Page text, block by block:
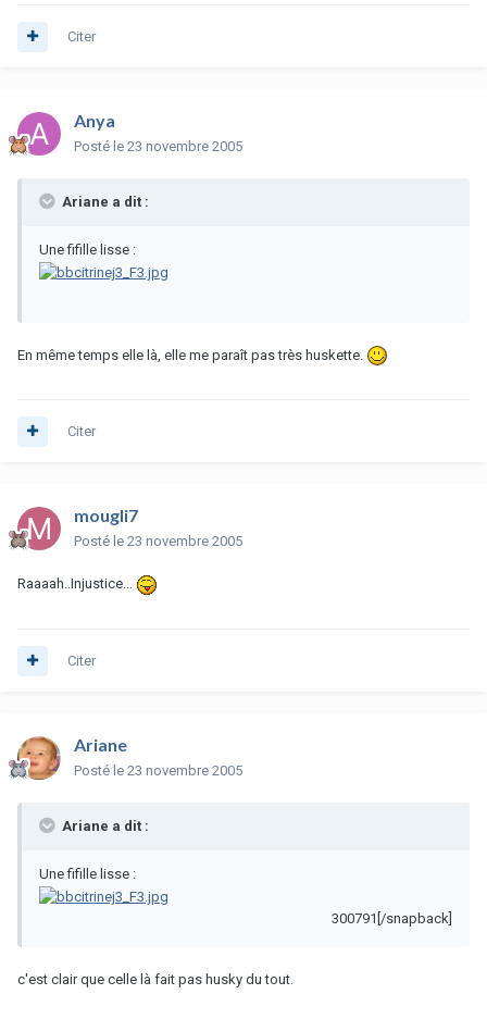
Citer
Anya
Posté le 23 novembre 2005
Ariane a dit :
Une fifille lisse :
En même temps elle là, elle me paraît pas très huskette.
Citer
mougli7
Posté le 23 novembre 2005
Raaaah..Injustice...
Citer
Ariane
Posté le 23 novembre 2005
Ariane a dit :
Une fifille lisse :
300791[/snapback]
c'est clair que celle là fait pas husky du tout.